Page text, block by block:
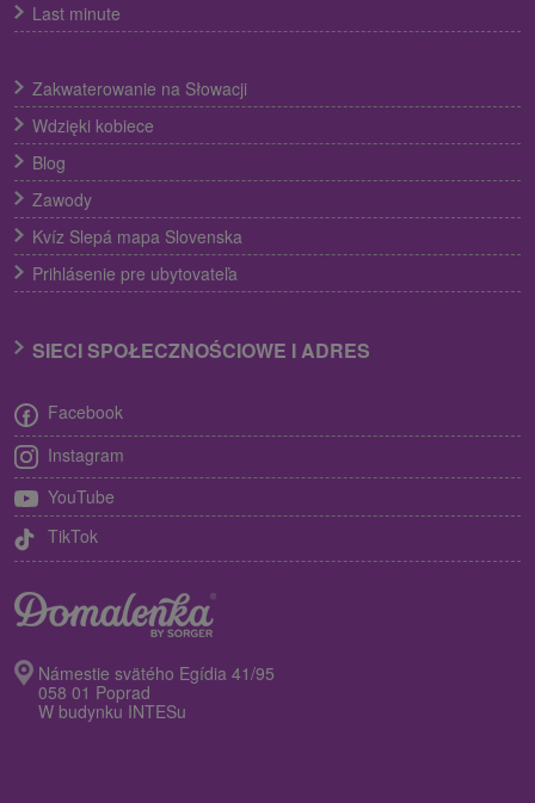
Last minute
Zakwaterowanie na Słowacji
Wdzięki kobiece
Blog
Zawody
Kvíz Slepá mapa Slovenska
Prihlásenie pre ubytovateľa
SIECI SPOŁECZNOŚCIOWE I ADRES
Facebook
Instagram
YouTube
TikTok
Námestie svätého Egídia 41/95
058 01 Poprad
W budynku INTESu